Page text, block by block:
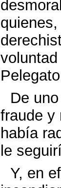
De
fraude y
había
le
Y, en